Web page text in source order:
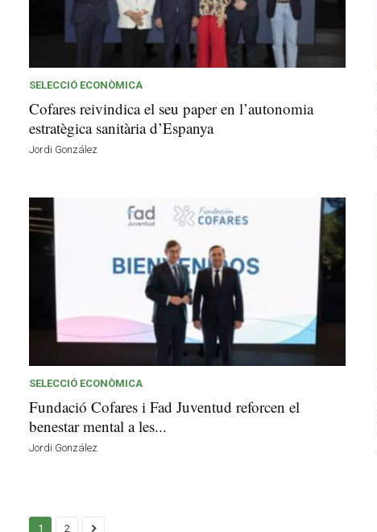
SELECCIÓ ECONÒMICA
Cofares reivindica el seu paper en l’autonomia
estratègica sanitària d’Espanya
Jordi González
SELECCIÓ ECONÒMICA
Fundació Cofares i Fad Juventud reforcen el
benestar mental a les...
Jordi González
1 2